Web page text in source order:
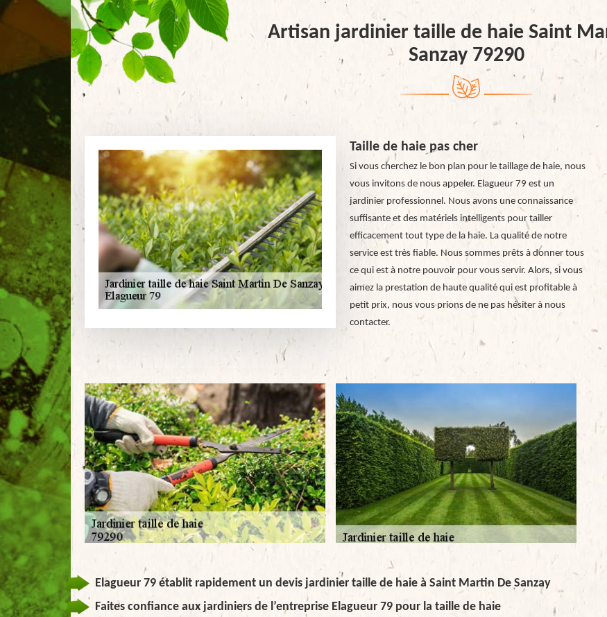
Artisan jardinier taille de haie Saint
Sanzay 79290
Taille de haie pas cher
Si vous cherchez le bon plan pour le taillage de haie, nous
vous invitons de nous appeler. Elagueur 79 est un
jardinier professionnel. Nous avons une connaissance
suffisante et des matériels intelligents pour tailler
efficacement tout type de la haie. La qualité de notre
service est très fiable. Nous sommes prêts à donner tous
ce qui est à notre pouvoir pour vous servir. Alors, si vous
aimez la prestation de haute qualité qui est profitable à
petit prix, nous vous prions de ne pas hésiter à nous
contacter.
Elagueur 79 établit rapidement un devis jardinier taille de haie à Saint Martin De Sanzay
Faites confiance aux jardiniers de l’entreprise Elagueur 79 pour la taille de haie